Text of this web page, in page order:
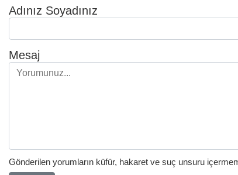
Adınız Soyadınız
Mesaj
Gönderilen yorumların küfür, hakaret ve suç unsuru